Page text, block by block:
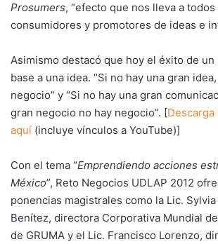
Prosumers, “efecto que nos lleva a
consumidores y promotores de ideas e
Asimismo destacó que hoy el éxito de
base a una idea. “Si no hay una gran
negocio” y “Si no hay una gran
gran negocio no hay negocio”. [
aquí (incluye vínculos a YouTube)]
Con el tema “Emprendiendo acciones
México”, Reto Negocios UDLAP 2012
ponencias magistrales como la Lic.
Benítez, directora Corporativa Mundial
de GRUMA y el Lic. Francisco Lorenzo,